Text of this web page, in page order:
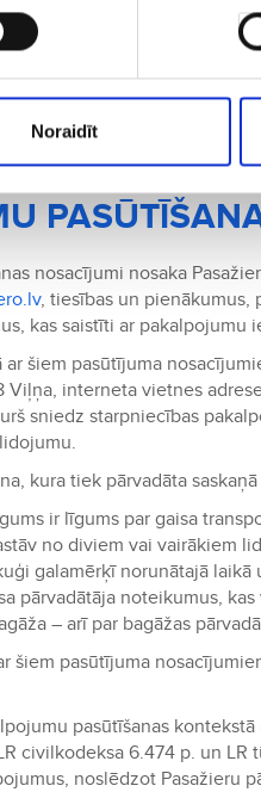
Noraidīt
только на
nosacījumi nosaka
, tiesības un pienākumus,
kas saistīti ar pakalpojumu
šiem pasūtījuma
Viļņa, interneta vietnes
sniedz starpniecības
kura tiek pārvadāta
ir līgums par gaisa
no diviem vai vairākiem
galamērķī norunātajā
pārvadātāja noteikumus,
– arī par bagāžas
šiem pasūtījuma
pasūtīšanas
civilkodeksa 6.474 p. un
noslēdzot Pasažieru